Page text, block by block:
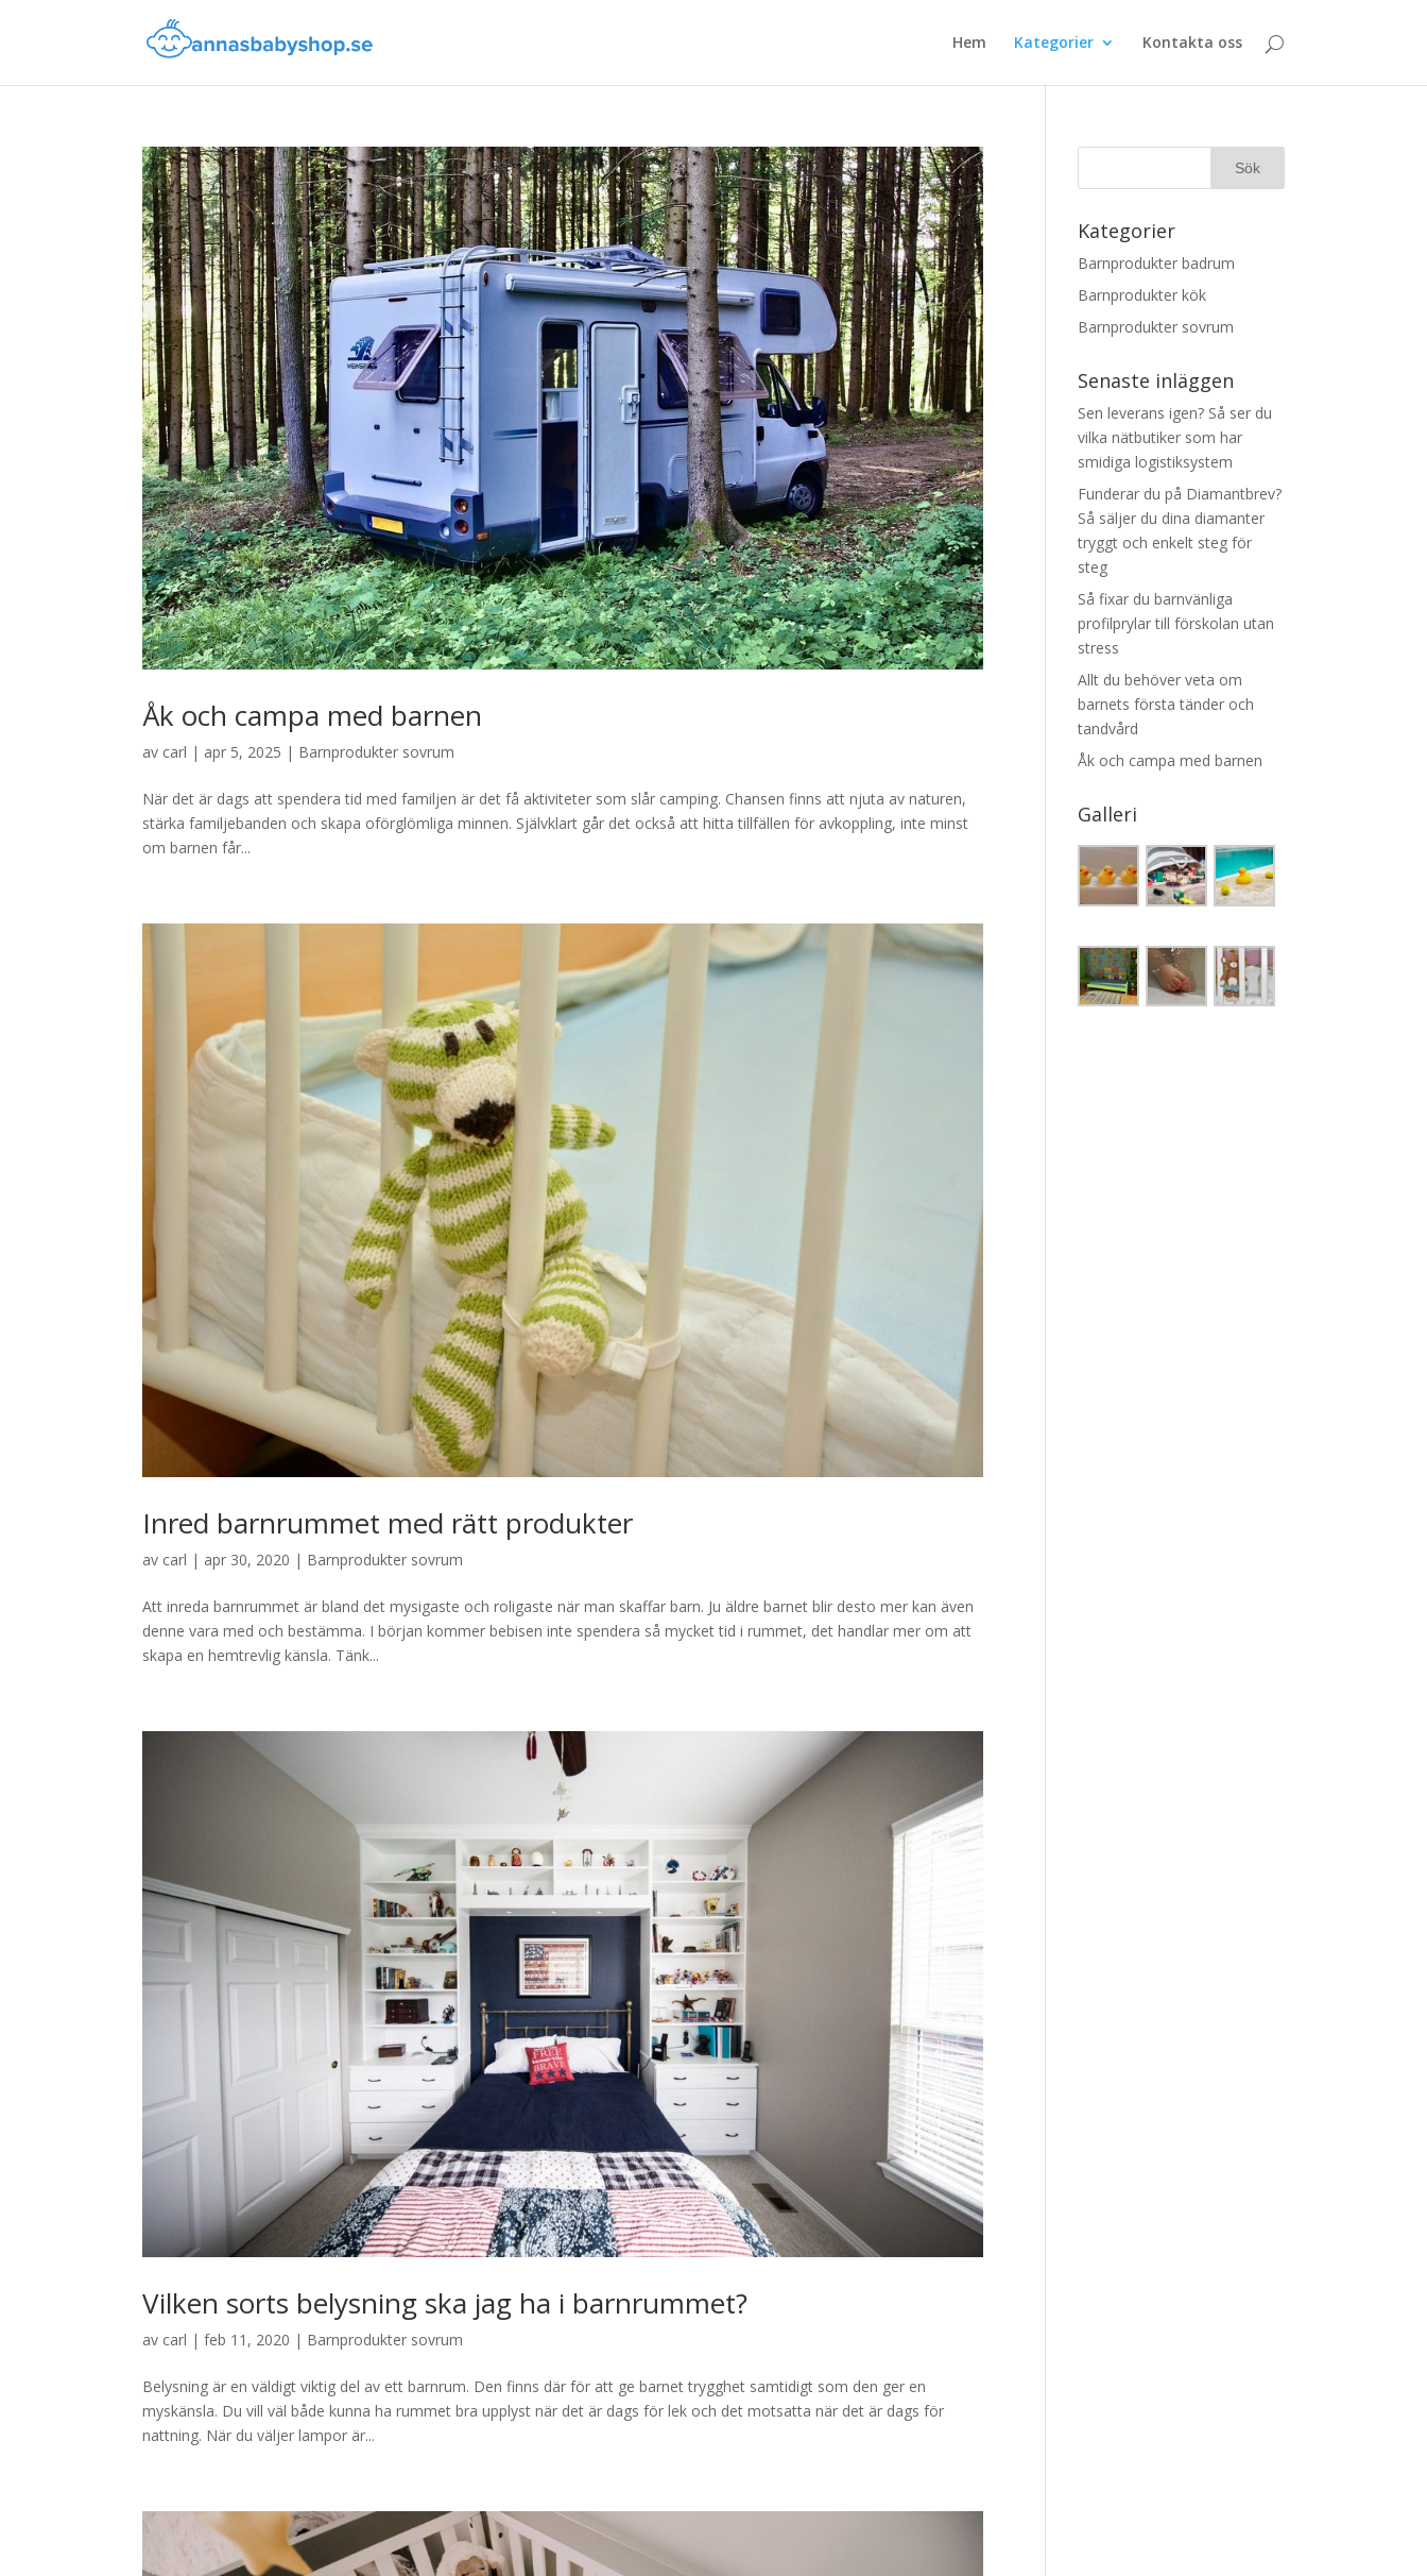
Hem Kategorier Kontakta oss
Åk och campa med barnen
av carl | apr 5, 2025 | Barnprodukter sovrum
När det är dags att spendera tid med familjen är det få aktiviteter som slår camping. Chansen finns att njuta av naturen,
stärka familjebanden och skapa oförglömliga minnen. Självklart går det också att hitta tillfällen för avkoppling, inte minst
om barnen får...
Inred barnrummet med rätt produkter
av carl | apr 30, 2020 | Barnprodukter sovrum
Att inreda barnrummet är bland det mysigaste och roligaste när man skaffar barn. Ju äldre barnet blir desto mer kan även
denne vara med och bestämma. I början kommer bebisen inte spendera så mycket tid i rummet, det handlar mer om att
skapa en hemtrevlig känsla. Tänk...
Vilken sorts belysning ska jag ha i barnrummet?
av carl |feb 11, 2020 | Barnprodukter sovrum
Belysning är en väldigt viktig del av ett barnrum. Den finns där för att ge barnet trygghet samtidigt som den ger en
myskänsla. Du vill väl både kunna ha rummet bra upplyst när det är dags för lek och det motsatta när det är dags för
nattning. När du väljer lampor är...
Kategorier
Barnprodukter badrum
Barnprodukter kök
Barnprodukter sovrum
Senaste inläggen
Sen leverans igen? Så ser du
vilka nätbutiker som har
smidiga logistiksystem
Funderar du på Diamantbrev?
Så säljer du dina diamanter
tryggt och enkelt steg för
steg
Så fixar du barnvänliga
profilprylar till förskolan utan
stress
Allt du behöver veta om
barnets första tänder och
tandvård
Åk och campa med barnen
Galleri